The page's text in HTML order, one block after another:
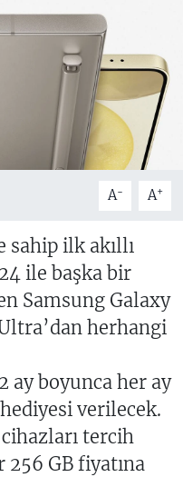
A- A+
sahip ilk akıllı
ile başka bir
Samsung Galaxy
herhangi
ay boyunca her ay
verilecek.
tercih
256 GB fiyatına